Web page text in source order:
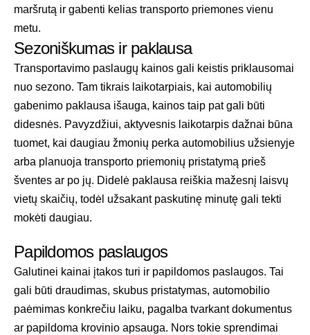
maršrutą ir gabenti kelias transporto priemones vienu
metu.
Sezoniškumas ir paklausa
Transportavimo paslaugų kainos gali keistis priklausomai
nuo sezono. Tam tikrais laikotarpiais, kai automobilių
gabenimo paklausa išauga, kainos taip pat gali būti
didesnės. Pavyzdžiui, aktyvesnis laikotarpis dažnai būna
tuomet, kai daugiau žmonių perka automobilius užsienyje
arba planuoja transporto priemonių pristatymą prieš
šventes ar po jų. Didelė paklausa reiškia mažesnį laisvų
vietų skaičių, todėl užsakant paskutinę minutę gali tekti
mokėti daugiau.
Papildomos paslaugos
Galutinei kainai įtakos turi ir papildomos paslaugos. Tai
gali būti draudimas, skubus pristatymas, automobilio
paėmimas konkrečiu laiku, pagalba tvarkant dokumentus
ar papildoma krovinio apsauga. Nors tokie sprendimai